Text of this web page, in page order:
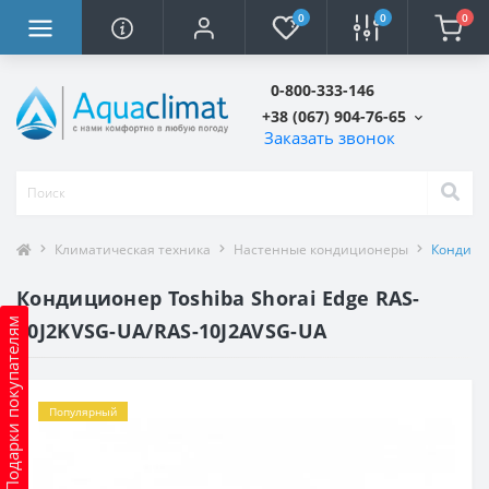
0 0 0
0-800-333-146
+38 (067) 904-76-65
Заказать звонок
Подарки покупателям
Климатическая техника Настенные кондиционеры
Кондиционер Toshiba Shorai Edge RAS-
10J2KVSG-UA/RAS-10J2AVSG-UA
Популярный